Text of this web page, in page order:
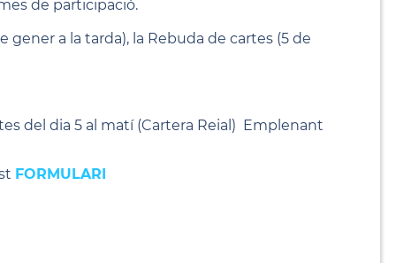
de participació.
gener a la tarda), la Rebuda de cartes (5 de
del dia 5 al matí (Cartera Reial) Emplenant
FORMULARI